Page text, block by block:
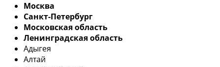
Москва
Санкт-Петербург
Московская область
Ленинградская область
Адыгея
Алтай